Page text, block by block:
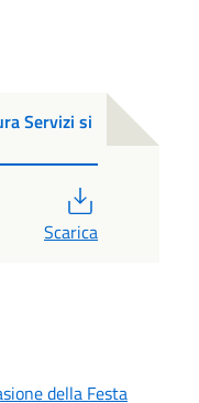
Servizi si
Scarica
della Festa